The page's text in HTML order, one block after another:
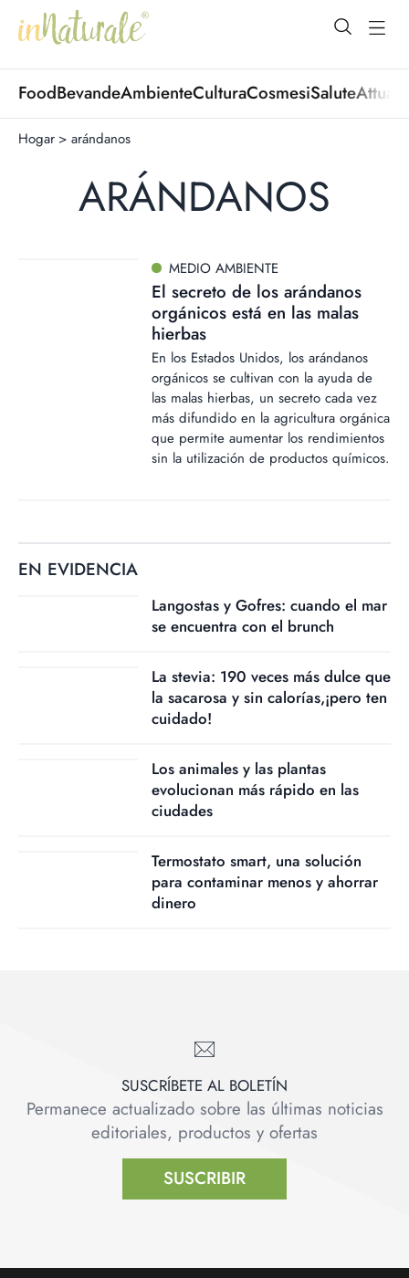
open
FoodBevandeAmbienteCulturaCosmesiSalute
Hogar > arándanos
ARÁNDANOS
MEDIO AMBIENTE
El secreto de los arándanos
orgánicos está en las malas
hierbas
En los Estados Unidos, los arándanos
orgánicos se cultivan con la ayuda de
las malas hierbas, un secreto cada vez
más difundido en la agricultura orgánica
que permite aumentar los rendimientos
sin la utilización de productos químicos.
EN EVIDENCIA
Langostas y Gofres: cuando el mar
se encuentra con el brunch
La stevia: 190 veces más dulce que
la sacarosa y sin calorías,¡pero ten
cuidado!
Los animales y las plantas
evolucionan más rápido en las
ciudades
Termostato smart, una solución
para contaminar menos y ahorrar
dinero
SUSCRÍBETE AL BOLETÍN
Permanece actualizado sobre las últimas noticias
editoriales, productos y ofertas
SUSCRIBIR